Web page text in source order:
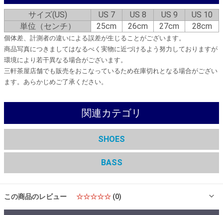
サイズ(US) US 7 US 8 US 9
US 10
単位（センチ）
25cm 26cm 27cm 28cm
個体差、計測者の違いによる誤差が生じることがございます。
商品写真につきましてはなるべく実物に近づけるよう努力しておりますが
環境により若干異なる場合がございます。
三軒茶屋店舗でも販売をおこなっているため在庫切れとなる場合がござい
ます。あらかじめご了承ください。
関連カテゴリ
SHOES
BASS
この商品のレビュー ☆☆☆☆☆ (0)